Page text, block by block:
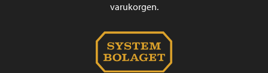
varukorgen.